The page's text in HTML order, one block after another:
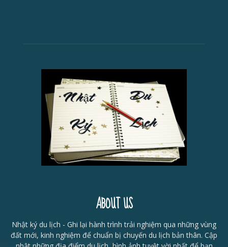
ABOUT US
Nhật ký du lịch - Ghi lại hành trình trải nghiệm qua những vùng
đất mới, kinh nghiệm để chuẩn bị chuyến du lịch bản thân. Cập